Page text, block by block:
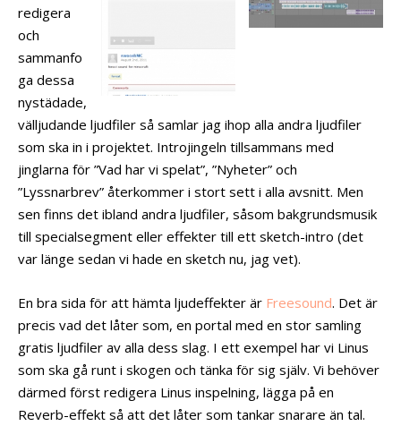
redigera
och
sammanfo
ga dessa
nystädade,
välljudande ljudfiler så samlar jag ihop alla andra ljudfiler
som ska in i projektet. Introjingeln tillsammans med
jinglarna för ”Vad har vi spelat”, ”Nyheter” och
”Lyssnarbrev” återkommer i stort sett i alla avsnitt. Men
sen finns det ibland andra ljudfiler, såsom bakgrundsmusik
till specialsegment eller effekter till ett sketch-intro (det
var länge sedan vi hade en sketch nu, jag vet).
En bra sida för att hämta ljudeffekter är Freesound. Det är
precis vad det låter som, en portal med en stor samling
gratis ljudfiler av alla dess slag. I ett exempel har vi Linus
som ska gå runt i skogen och tänka för sig själv. Vi behöver
därmed först redigera Linus inspelning, lägga på en
Reverb-effekt så att det låter som tankar snarare än tal.